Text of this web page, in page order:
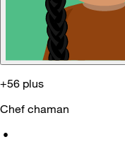
+56 plus
Chef chaman
•